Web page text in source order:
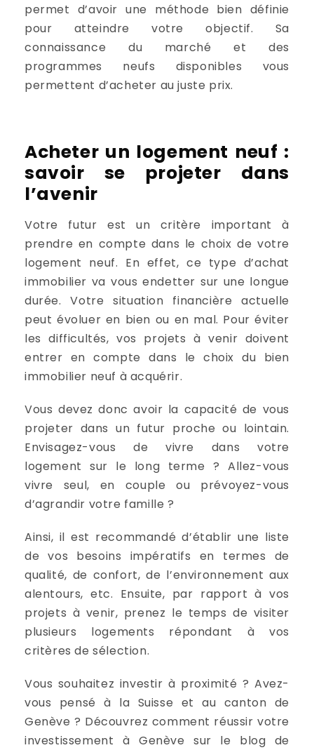
permet d’avoir une méthode bien définie
pour atteindre votre objectif. Sa
connaissance du marché et des
programmes neufs disponibles vous
permettent d’acheter au juste prix.
Acheter un logement neuf :
savoir se projeter dans
l’avenir
Votre futur est un critère important à
prendre en compte dans le choix de votre
logement neuf. En effet, ce type d’achat
immobilier va vous endetter sur une longue
durée. Votre situation financière actuelle
peut évoluer en bien ou en mal. Pour éviter
les difficultés, vos projets à venir doivent
entrer en compte dans le choix du bien
immobilier neuf à acquérir.
Vous devez donc avoir la capacité de vous
projeter dans un futur proche ou lointain.
Envisagez-vous de vivre dans votre
logement sur le long terme ? Allez-vous
vivre seul, en couple ou prévoyez-vous
d’agrandir votre famille ?
Ainsi, il est recommandé d’établir une liste
de vos besoins impératifs en termes de
qualité, de confort, de l’environnement aux
alentours, etc. Ensuite, par rapport à vos
projets à venir, prenez le temps de visiter
plusieurs logements répondant à vos
critères de sélection.
Vous souhaitez investir à proximité ? Avez-
vous pensé à la Suisse et au canton de
Genève ? Découvrez comment réussir votre
investissement à Genève sur le blog de